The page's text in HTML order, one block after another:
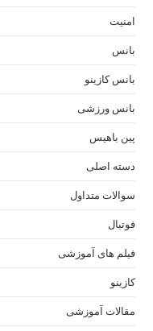
امنیت
بانس
بانس کازینو
بانس ورزشی
پین باهیس
دسته اصلی
سوالات متداول
فوتبال
فیلم های آموزشی
کازینو
مقالات آموزشی